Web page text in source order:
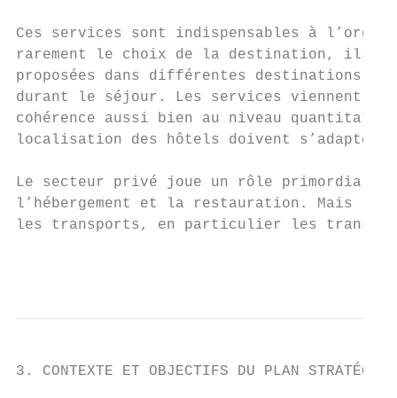
Ces services sont indispensables à
rarement le choix de la destination, ils
proposées dans différentes destinations
durant le séjour. Les services viennent
cohérence aussi bien au niveau
localisation des hôtels doivent
Le secteur privé joue un rôle primordial
l’hébergement et la restauration. Mais le
les transports, en particulier les
3. CONTEXTE ET OBJECTIFS DU PLAN